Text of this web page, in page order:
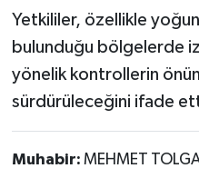
Yetkililer, özellikle
bulunduğu bölgelerde
yönelik kontrollerin
sürdürüleceğini ifade
Muhabir: MEHMET